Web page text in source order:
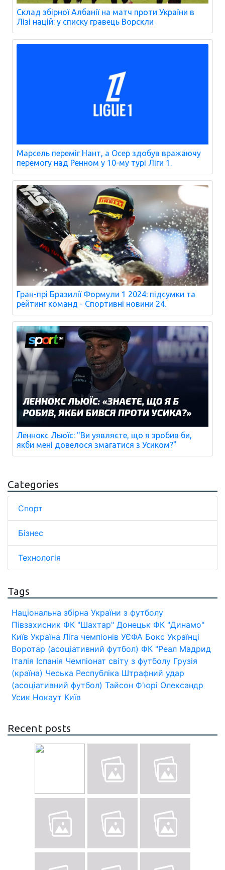
Склад збірної Албанії на матч проти України в
Лізі націй: у списку гравець Ворскли
Марсель переміг Нант, а Осер здобув вражаючу
перемогу над Ренном у 10-му турі Ліги 1.
Гран-прі Бразилії Формули 1 2024: підсумки та
рейтинг команд - Спортивні новини 24.
Леннокс Льюїс: "Ви уявляєте, що я зробив би,
якби мені довелося змагатися з Усиком?"
Categories
Спорт
Бізнес
Технологія
Tags
Національна збірна України з футболу
Півзахисник ФК "Шахтар" Донецьк ФК "Динамо"
Київ Україна Ліга чемпіонів УЄФА Бокс Українці
Воротар (асоціативний футбол) ФК "Реал Мадрид
Італія Іспанія Чемпіонат світу з футболу Грузія
(країна) Чеська Республіка Штрафний удар
(асоціативний футбол) Тайсон Ф'юрі Олександр
Усик Нокаут Київ
Recent posts